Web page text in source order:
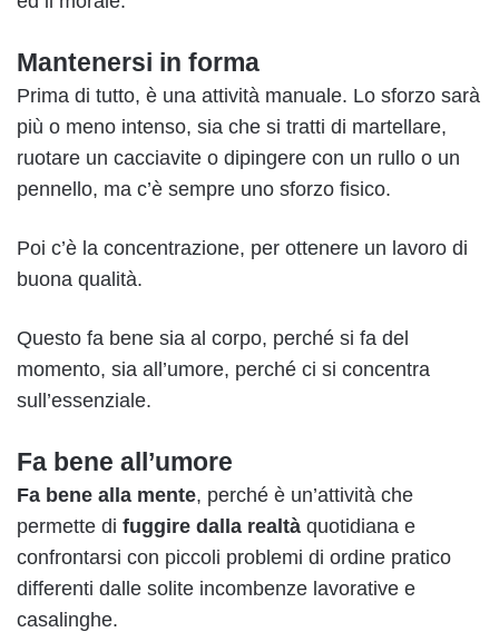
Mantenersi in forma
Prima di tutto, è una attività manuale. Lo sforzo sarà
più o meno intenso, sia che si tratti di martellare,
ruotare un cacciavite o dipingere con un rullo o un
pennello, ma c’è sempre uno sforzo fisico.
Poi c’è la concentrazione, per ottenere un lavoro di
buona qualità.
Questo fa bene sia al corpo, perché si fa del
momento, sia all’umore, perché ci si concentra
sull’essenziale.
Fa bene all’umore
Fa bene alla mente, perché è un’attività che
permette di fuggire dalla realtà quotidiana e
confrontarsi con piccoli problemi di ordine pratico
differenti dalle solite incombenze lavorative e
casalinghe.